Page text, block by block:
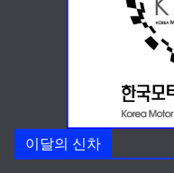
이달의 신차